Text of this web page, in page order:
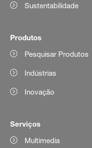
Sustentabilidade
Produtos
Pesquisar Produtos
Indústrias
Inovação
Serviços
Multimedia